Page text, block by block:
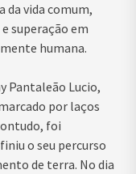
da vida comum,
superação em
humana.
Pantaleão Lucio,
por laços
foi
o seu percurso
de terra. No dia